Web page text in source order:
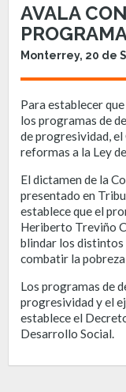
AVALA
Monterrey, 20 de
Para establecer
los programas de
de progresividad,
reformas a la Ley
El dictamen de la
presentado en
establece que el
Heriberto Treviño
blindar los distintos
combatir la
Los programas de
progresividad y el
establece el
Desarrollo Social.